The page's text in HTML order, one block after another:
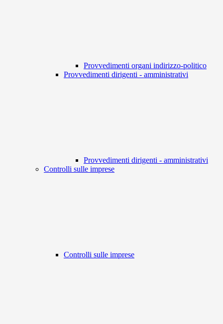
Provvedimenti organi indirizzo-politico
Provvedimenti dirigenti - amministrativi
Provvedimenti dirigenti - amministrativi
Controlli sulle imprese
Controlli sulle imprese